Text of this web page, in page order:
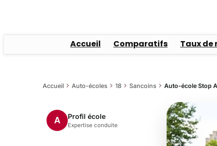
Accueil Comparatifs Taux de
Accueil chevron_right Auto-écoles chevron_right 18 chevron_right Sancoins chevron_right Auto-école Stop
A Profil école
Expertise conduite